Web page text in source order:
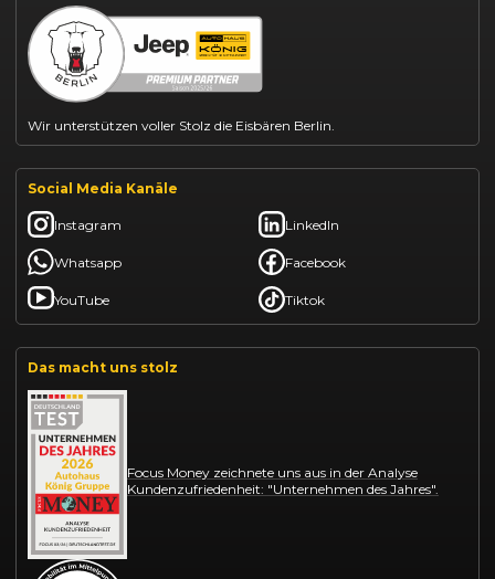
Kia Ceed finanzieren
Kia Sportage leasen
Mazda CX-30 finanzieren
Citroën C3 leasen
Wir unterstützen voller Stolz die Eisbären Berlin.
Social Media Kanäle
Instagram LinkedIn
Whatsapp Facebook
YouTube Tiktok
Das macht uns stolz
Focus Money zeichnete uns aus in der Analyse
Kundenzufriedenheit: "Unternehmen des Jahres".